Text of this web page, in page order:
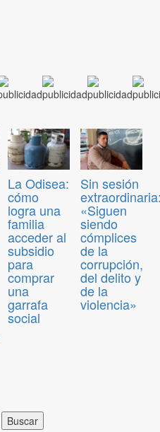
La Odisea:
cómo
logra una
familia
acceder al
subsidio
para
comprar
una
garrafa
social
Sin sesión
«Siguen
siendo
cómplices
de la
corrupción,
del delito y
de la
violencia»